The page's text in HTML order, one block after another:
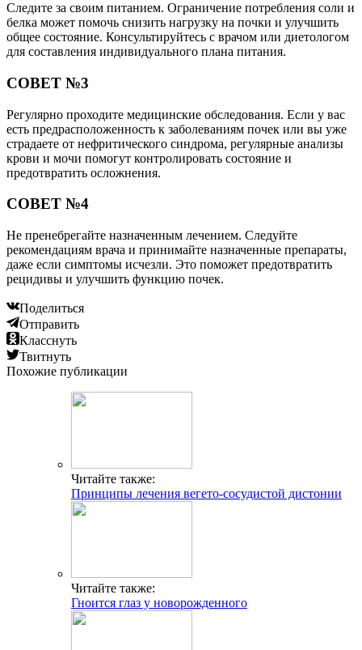
Следите за своим питанием. Ограничение потребления соли и
белка может помочь снизить нагрузку на почки и улучшить
общее состояние. Консультируйтесь с врачом или диетологом
для составления индивидуального плана питания.
СОВЕТ №3
Регулярно проходите медицинские обследования. Если у вас
есть предрасположенность к заболеваниям почек или вы уже
страдаете от нефритического синдрома, регулярные анализы
крови и мочи помогут контролировать состояние и
предотвратить осложнения.
СОВЕТ №4
Не пренебрегайте назначенным лечением. Следуйте
рекомендациям врача и принимайте назначенные препараты,
даже если симптомы исчезли. Это поможет предотвратить
рецидивы и улучшить функцию почек.
Поделиться
Отправить
Класснуть
Твитнуть
Похожие публикации
Читайте также:
Принципы лечения вегето-сосудистой дистонии
Читайте также:
Гноится глаз у новорожденного